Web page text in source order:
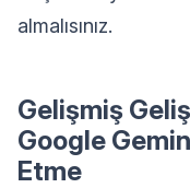
almalısınız.
Gelişmiş
Google
Etme